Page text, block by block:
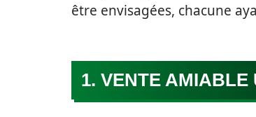
être envisagées, chacune
1. VENTE